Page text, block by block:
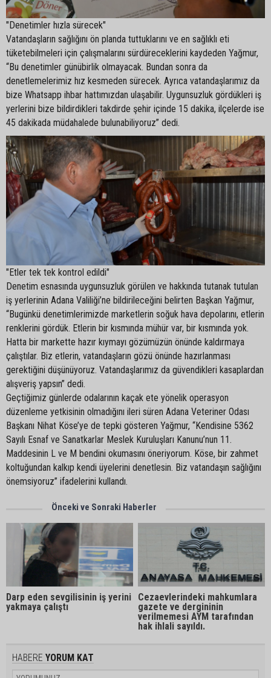
"Denetimler hızla sürecek"
Vatandaşların sağlığını ön planda tuttuklarını ve en sağlıklı eti
tüketebilmeleri için çalışmalarını sürdüreceklerini kaydeden Yağmur,
“Bu denetimler günübirlik olmayacak. Bundan sonra da
denetlemelerimiz hız kesmeden sürecek. Ayrıca vatandaşlarımız da
bize Whatsapp ihbar hattımızdan ulaşabilir. Uygunsuzluk gördükleri iş
yerlerini bize bildirdikleri takdirde şehir içinde 15 dakika, ilçelerde ise
45 dakikada müdahalede bulunabiliyoruz” dedi.
"Etler tek tek kontrol edildi"
Denetim esnasında uygunsuzluk görülen ve hakkında tutanak tutulan
iş yerlerinin Adana Valiliği’ne bildirileceğini belirten Başkan Yağmur,
“Bugünkü denetimlerimizde marketlerin soğuk hava depolarını, etlerin
renklerini gördük. Etlerin bir kısmında mühür var, bir kısmında yok.
Hatta bir markette hazır kıymayı gözümüzün önünde kaldırmaya
çalıştılar. Biz etlerin, vatandaşların gözü önünde hazırlanması
gerektiğini düşünüyoruz. Vatandaşlarımız da güvendikleri kasaplardan
alışveriş yapsın” dedi.
Geçtiğimiz günlerde odalarının kaçak ete yönelik operasyon
düzenleme yetkisinin olmadığını ileri süren Adana Veteriner Odası
Başkanı Nihat Köse’ye de tepki gösteren Yağmur, “Kendisine 5362
Sayılı Esnaf ve Sanatkarlar Meslek Kuruluşları Kanunu’nun 11.
Maddesinin L ve M bendini okumasını öneriyorum. Köse, bir zahmet
koltuğundan kalkıp kendi üyelerini denetlesin. Biz vatandaşın sağlığını
önemsiyoruz” ifadelerini kullandı.
Önceki ve Sonraki Haberler
Darp eden sevgilisinin iş yerini
yakmaya çalıştı
Cezaevlerindeki mahkumlara
gazete ve dergininin
verilmemesi AYM tarafından
hak ihlali sayıldı.
HABERE YORUM KAT